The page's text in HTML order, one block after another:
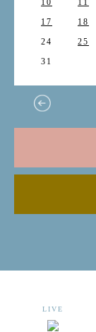
10
11
17
18
24
25
31
LIVE